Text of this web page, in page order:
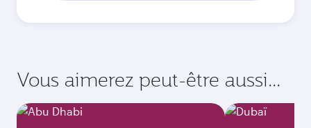
Vous aimerez peut-être aussi...